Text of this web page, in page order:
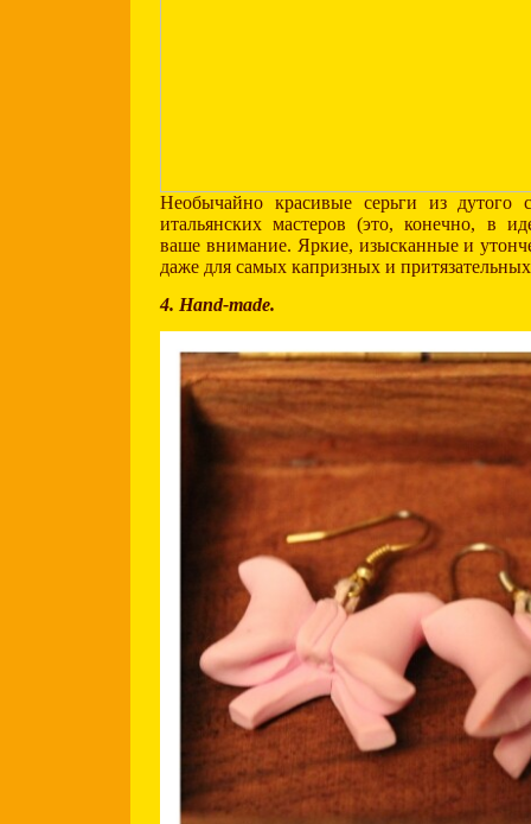
Необычайно красивые серьги из дутого
итальянских мастеров (это, конечно, в
ваше внимание. Яркие, изысканные и
даже для самых капризных и
4. Hand-made.